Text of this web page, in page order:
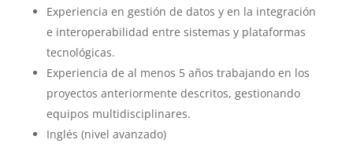
Experiencia en gestión de datos y en la integración
e interoperabilidad entre sistemas y plataformas
tecnológicas.
Experiencia de al menos 5 años trabajando en los
proyectos anteriormente descritos, gestionando
equipos multidisciplinares.
Inglés (nivel avanzado)